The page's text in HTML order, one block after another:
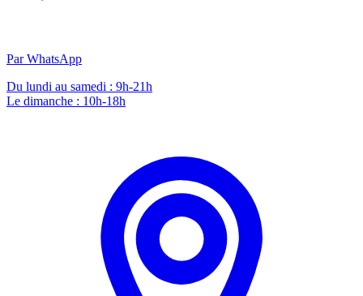
Par WhatsApp
Du lundi au samedi : 9h-21h
Le dimanche : 10h-18h